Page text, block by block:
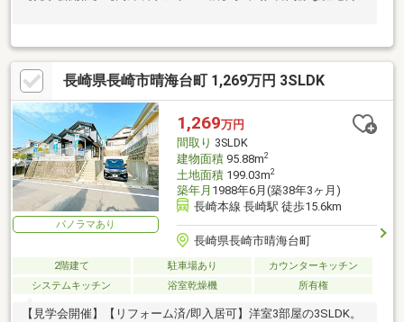
長崎県長崎市晴海台町 1,269万円 3SLDK
パノラマあり
1,269万円
間取り 3SLDK
建物面積95.88m2
土地面積199.03m2
築年月 1988年6月(築38年3ヶ月)
長崎本線 長崎駅 徒歩15.6km
長崎県長崎市晴海台町
2階建て 駐車場あり
カウンターキッチン
システムキッチン
浴室乾燥機 所有権
【見学会開催】【リフォーム済/即入居可】洋室3部屋の3SLDK。